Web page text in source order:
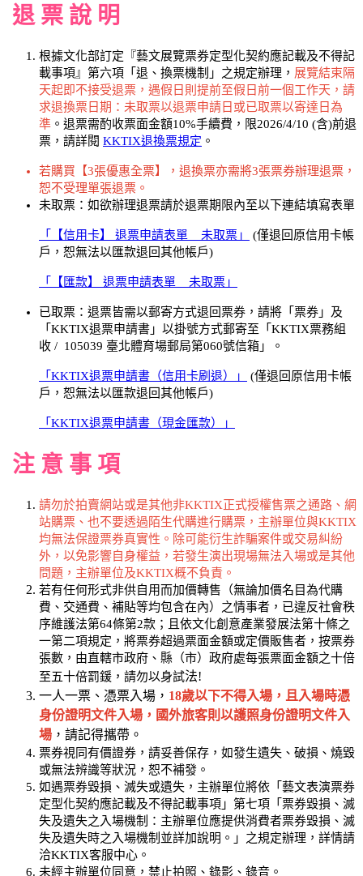
退 票 說 明
根據文化部訂定『藝文展覽票券定型化契約應記載及不得記
載事項』第六項「退、換票機制」之規定辦理， 展覽結束隔
天起即不接受退票，遇假日則提前至假日前一個工作天，請
求退換票日期：未取票以退票申請日或已取票以寄達日為
準 。退票需酌收票面金額10%手續費，限2026/4/10 (含)前退
票，請詳閱 KKTIX退換票規定 。
若購買【3張優惠全票】，退換票亦需將3張票券辦理退票，
恕不受理單張退票。
未取票：如欲辦理退票請於退票期限內至以下連結填寫表單
「【信用卡】 退票申請表單 _ 未取票」
(僅退回原信用卡帳
戶，恕無法以匯款退回其他帳戶)
「【匯款】 退票申請表單 _ 未取票」
已取票：退票皆需以郵寄方式退回票券，請將「票券」及
「KKTIX退票申請書」以掛號方式郵寄至「KKTIX票務組
收 / 105039 臺北體育場郵局第060號信箱」。
「KKTIX退票申請書（信用卡刷退）」
(僅退回原信用卡帳
戶，恕無法以匯款退回其他帳戶)
「KKTIX退票申請書（現金匯款）」
注 意 事 項
請勿於拍賣網站或是其他非KKTIX正式授權售票之通路、網
站購票、也不要透過陌生代購進行購票，主辦單位與KKTIX
均無法保證票券真實性。除可能衍生詐騙案件或交易糾紛
外，以免影響自身權益，若發生演出現場無法入場或是其他
問題，主辦單位及KKTIX概不負責。
若有任何形式非供自用而加價轉售（無論加價名目為代購
費、交通費、補貼等均包含在內）之情事者，已違反社會秩
序維護法第64條第2款；且依文化創意產業發展法第十條之
一第二項規定，將票券超過票面金額或定價販售者，按票券
張數，由直轄市政府、縣（市）政府處每張票面金額之十倍
至五十倍罰鍰，請勿以身試法!
一人一票、憑票入場， 18歲以下不得入場，且入場時憑
身份證明文件入場，國外旅客則以護照身份證明文件入
場 ，請記得攜帶。
票券視同有價證券，請妥善保存，如發生遺失、破損、燒毀
或無法辨識等狀況，恕不補發。
如遇票券毀損、滅失或遺失，主辦單位將依「藝文表演票券
定型化契約應記載及不得記載事項」第七項「票券毀損、滅
失及遺失之入場機制：主辦單位應提供消費者票券毀損、滅
失及遺失時之入場機制並詳加說明。」之規定辦理，詳情請
洽KKTIX客服中心。
未經主辦單位同意，禁止拍照、錄影、錄音。